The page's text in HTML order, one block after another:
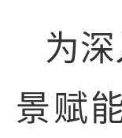
为
景赋